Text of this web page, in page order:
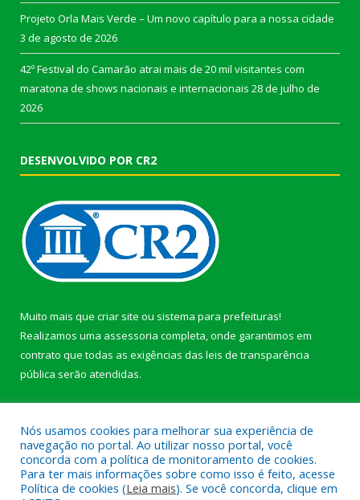
Projeto Orla Mais Verde – Um novo capítulo para a nossa cidade
3 de agosto de 2026
42º Festival do Camarão atrai mais de 20 mil visitantes com
maratona de shows nacionais e internacionais 28 de julho de
2026
DESENVOLVIDO POR CR2
Muito mais que criar site ou sistema para prefeituras!
Realizamos uma assessoria completa, onde garantimos em
contrato que todas as exigências das leis de transparência
pública serão atendidas.
Todos os direitos reservados a Prefeitura Municipal de Afuá.
Nós usamos cookies para melhorar sua experiência de
navegação no portal. Ao utilizar nosso portal, você
concorda com a política de monitoramento de cookies.
Para ter mais informações sobre como isso é feito, acesse
Política de cookies (Leia mais). Se você concorda, clique em